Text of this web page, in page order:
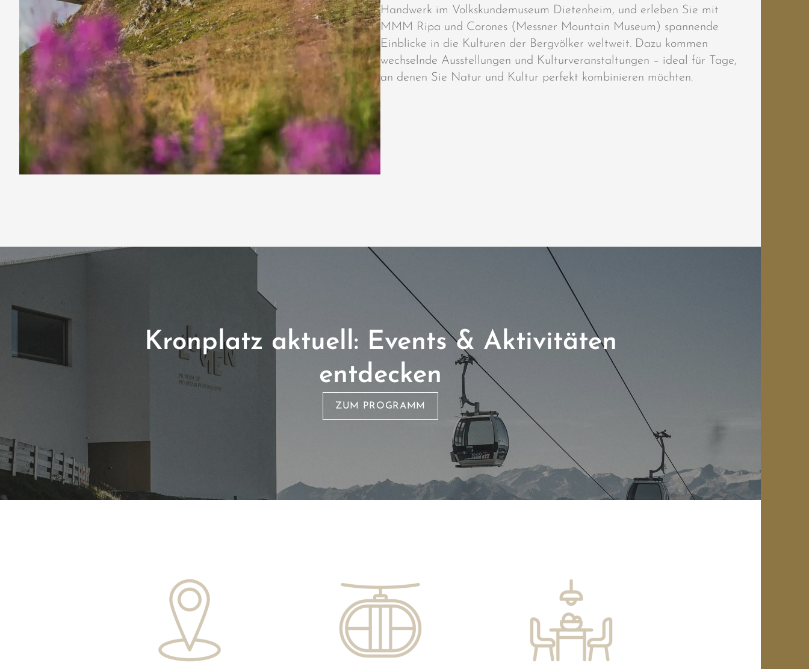
Handwerk im Volkskundemuseum Dietenheim, und erleben Sie mit
MMM Ripa und Corones (Messner Mountain Museum) spannende
Einblicke in die Kulturen der Bergvölker weltweit. Dazu kommen
wechselnde Ausstellungen und Kulturveranstaltungen – ideal für Tage,
an denen Sie Natur und Kultur perfekt kombinieren möchten.
Kronplatz aktuell: Events & Aktivitäten
entdecken
ZUM PROGRAMM